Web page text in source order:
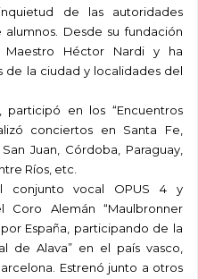
de las autoridades
Desde su fundación
Héctor Nardi y ha
de la ciudad y localidades del
en los “Encuentros
conciertos en Santa Fe,
Juan, Córdoba, Paraguay,
Ríos, etc.
conjunto vocal OPUS 4 y
Alemán “Maulbronner
España, participando de la
de Alava” en el país vasco,
Estrenó junto a otros